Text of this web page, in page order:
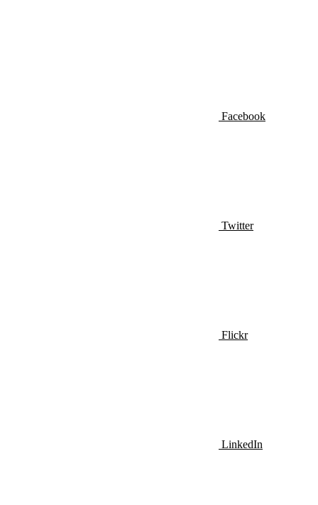
Facebook
Twitter
Flickr
LinkedIn